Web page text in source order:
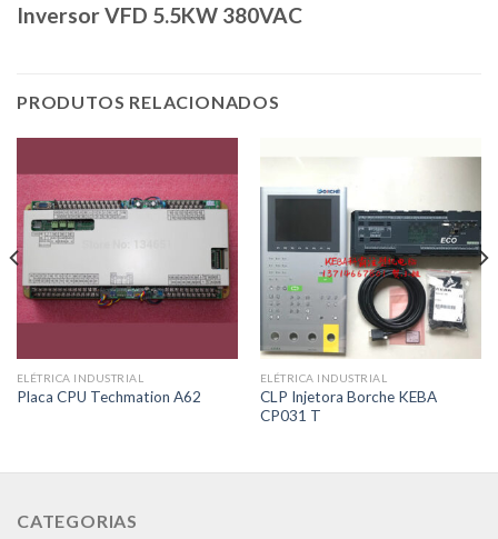
Inversor VFD 5.5KW 380VAC
PRODUTOS RELACIONADOS
ELÉTRICA INDUSTRIAL
Placa CPU Techmation A62
ELÉTRICA INDUSTRIAL
CLP Injetora Borche KEBA
CP031 T
CATEGORIAS